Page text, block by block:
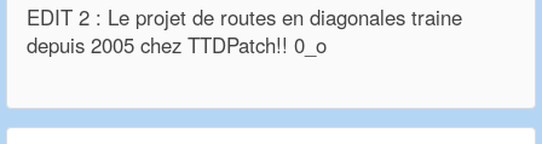
EDIT 2 : Le projet de routes en diagonales traine
depuis 2005 chez TTDPatch!! 0_o